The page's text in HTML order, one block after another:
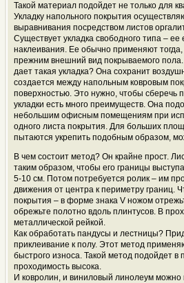
Такой материал подойдет не только для
Укладку напольного покрытия
выравнивания посредством листов
Существует укладка свободного типа –
наклеивания. Ее обычно применяют тогда,
прежним внешний вид покрываемого
дает такая укладка? Она сохранит
создается между напольным ковровым
поверхностью. Это нужно, чтобы сберечь
укладки есть много преимуществ. Она
небольшим офисным помещениям при
одного листа покрытия. Для больших
пытаются укрепить подобным образом,
В чем состоит метод? Он крайне прост.
таким образом, чтобы его границы
5-10 см. Потом потребуется ролик – им
движения от центра к периметру границ.
покрытия – в форме знака V ножом
обрежьте полотно вдоль плинтусов. В
металлической рейкой.
Как обработать пандусы и лестницы?
приклеивание к полу. Этот метод
быстрого износа. Такой метод подойдет в
проходимость высока.
И ковролин, и виниловый линолеум можно